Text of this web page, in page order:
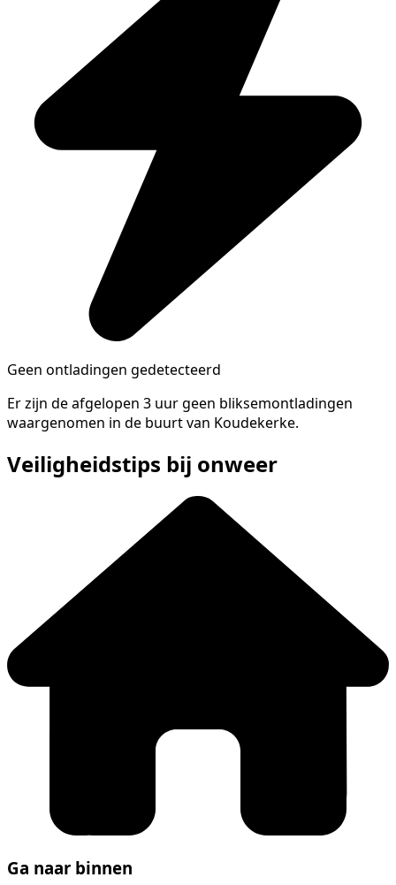
Geen ontladingen gedetecteerd
Er zijn de afgelopen 3 uur geen bliksemontladingen
waargenomen in de buurt van Koudekerke.
Veiligheidstips bij onweer
Ga naar binnen